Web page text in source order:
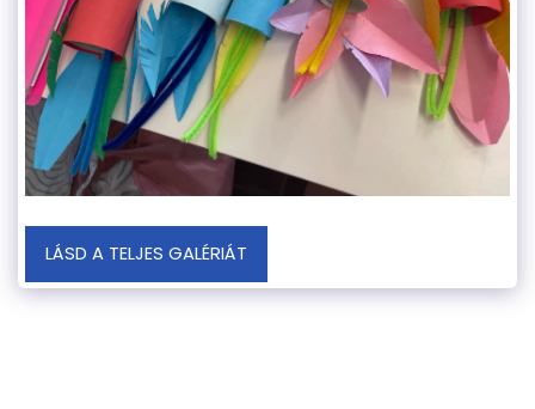
LÁSD A TELJES GALÉRIÁT